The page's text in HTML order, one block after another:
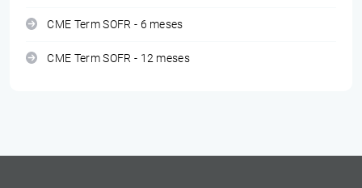
CME Term SOFR - 6 meses
CME Term SOFR - 12 meses